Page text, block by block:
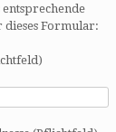
entsprechende
Formular: